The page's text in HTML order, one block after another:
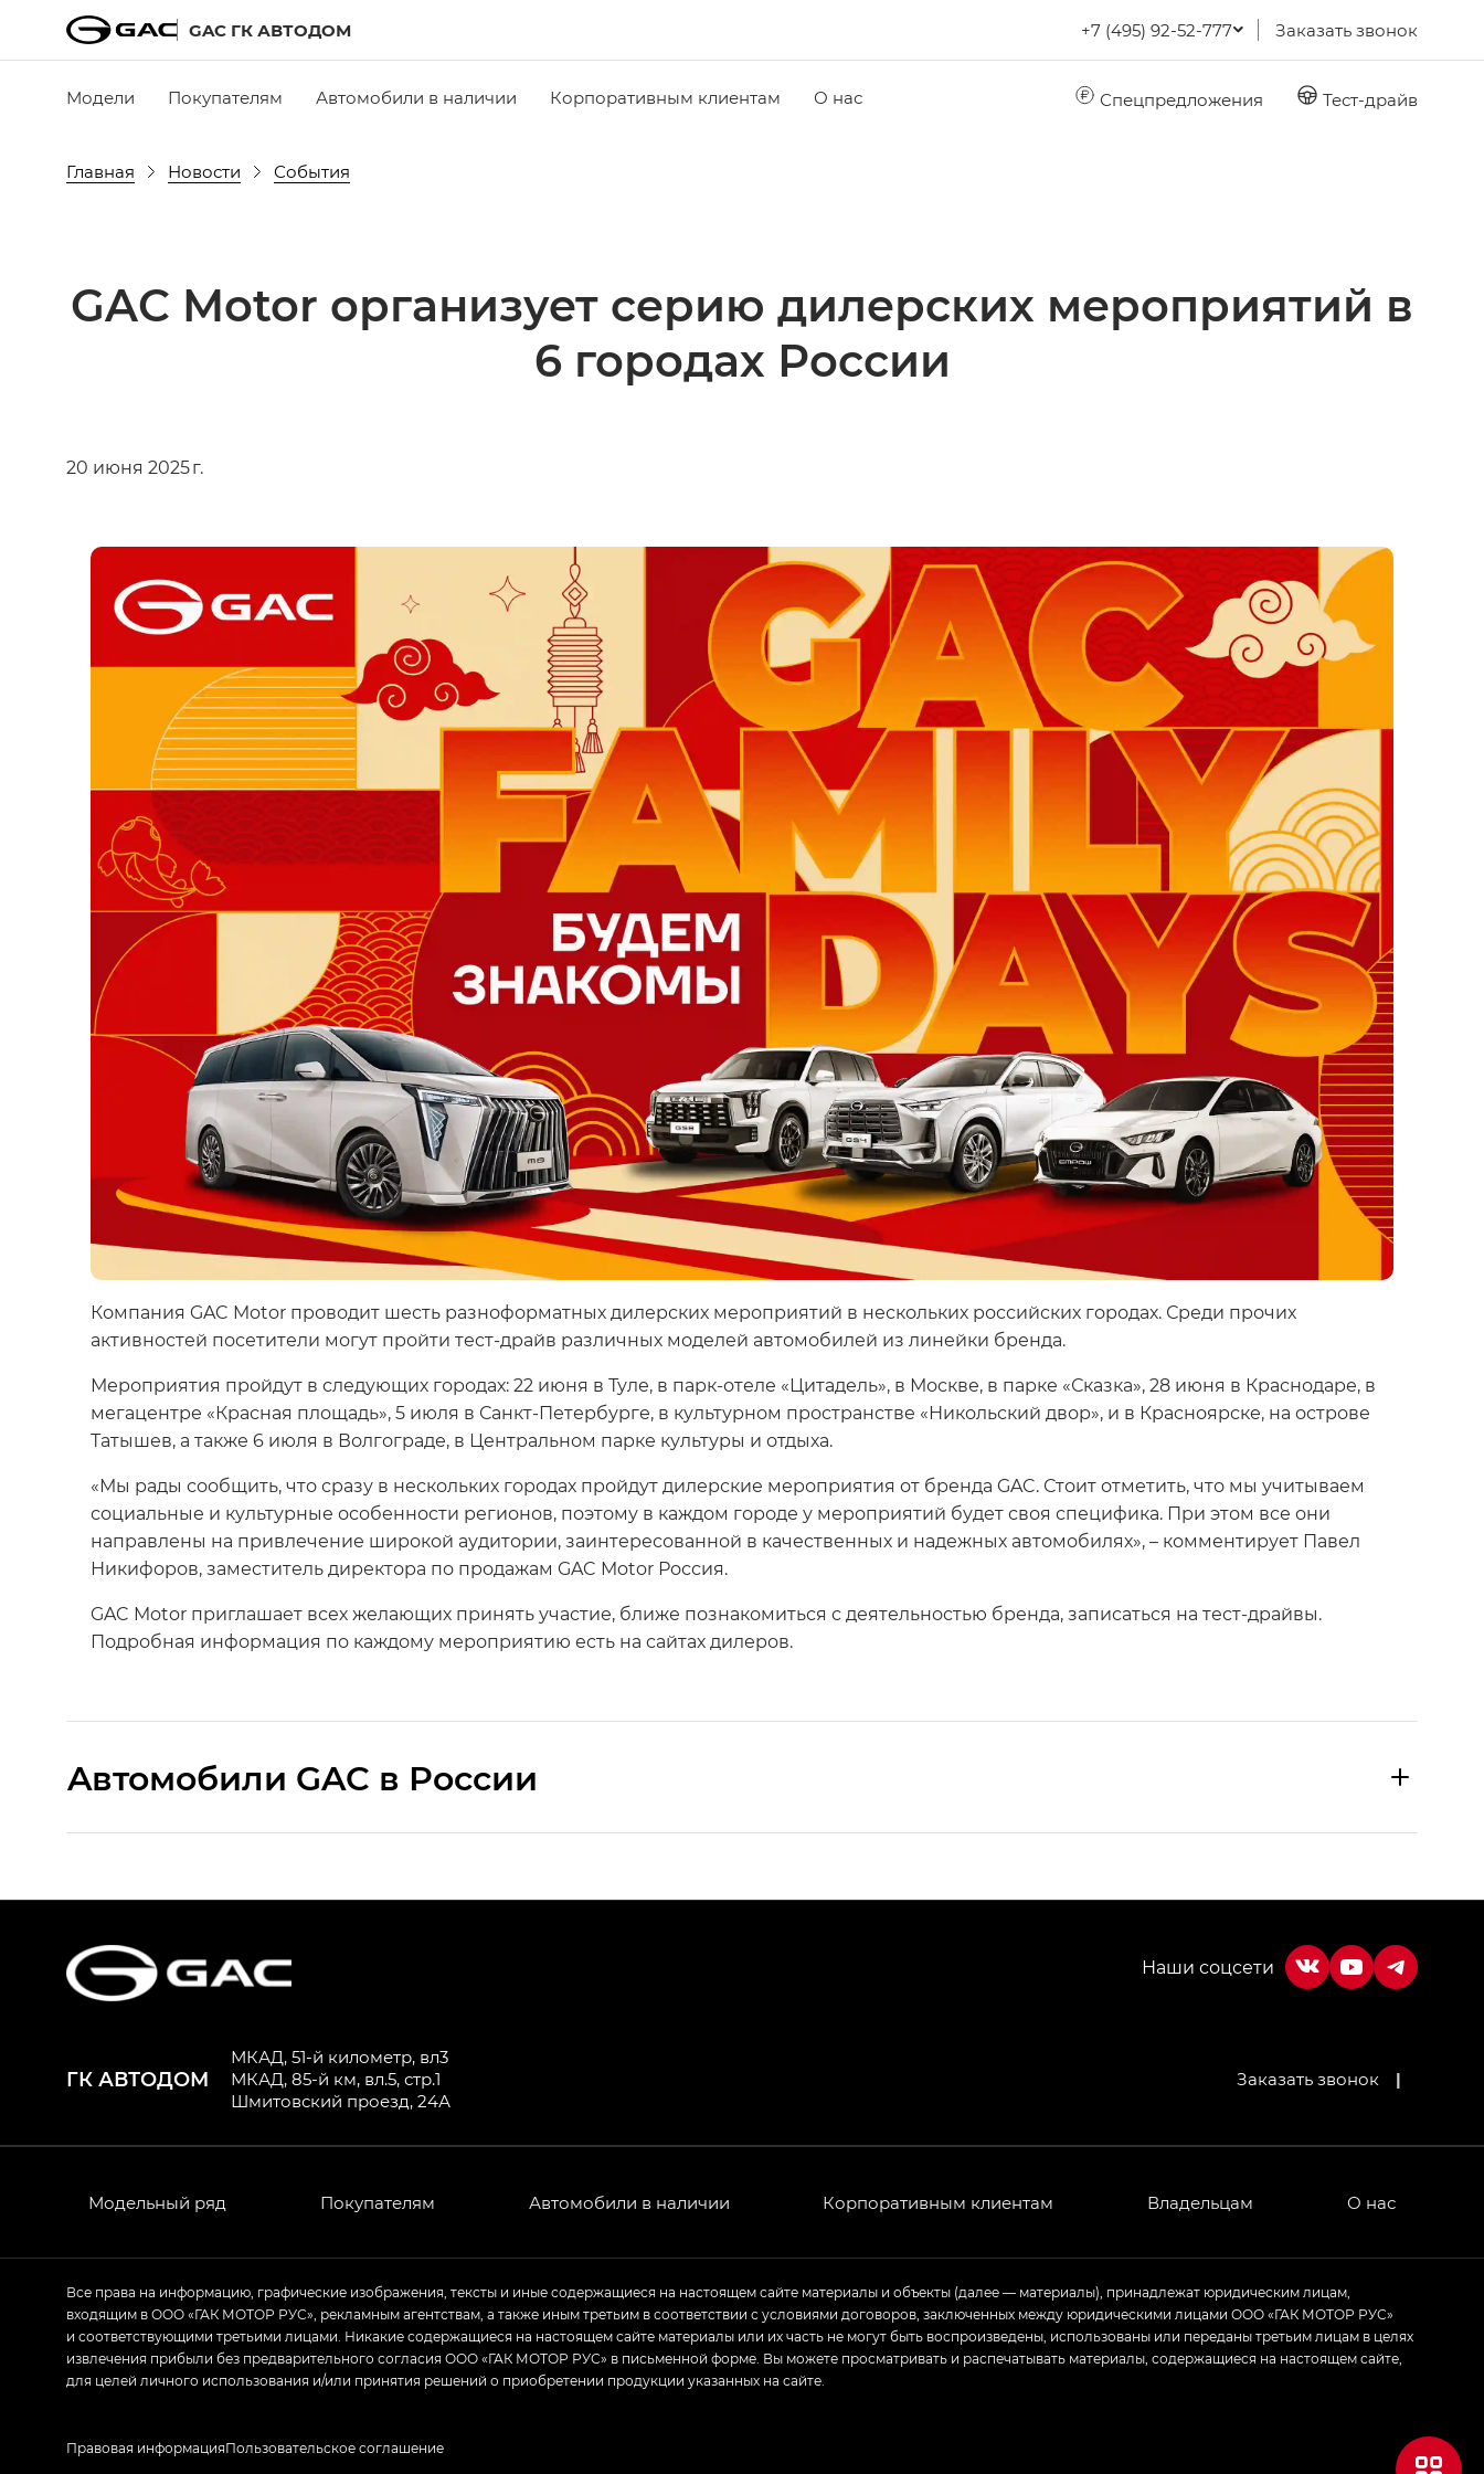
GAC ГК АВТОДОМ +7 (495) 92-52-777 Заказать звонок
Модели Покупателям Автомобили в наличии Корпоративным клиентам О нас Спецпредложения Тест-драйв
Главная Новости События
GAC Motor организует серию дилерских мероприятий в
6 городах России
20 июня 2025 г.
Компания GAC Motor проводит шесть разноформатных дилерских мероприятий в нескольких российских городах. Среди прочих
активностей посетители могут пройти тест-драйв различных моделей автомобилей из линейки бренда.
Мероприятия пройдут в следующих городах: 22 июня в Туле, в парк-отеле «Цитадель», в Москве, в парке «Сказка», 28 июня в Краснодаре, в
мегацентре «Красная площадь», 5 июля в Санкт-Петербурге, в культурном пространстве «Никольский двор», и в Красноярске, на острове
Татышев, а также 6 июля в Волгограде, в Центральном парке культуры и отдыха.
«Мы рады сообщить, что сразу в нескольких городах пройдут дилерские мероприятия от бренда GAC. Стоит отметить, что мы учитываем
социальные и культурные особенности регионов, поэтому в каждом городе у мероприятий будет своя специфика. При этом все они
направлены на привлечение широкой аудитории, заинтересованной в качественных и надежных автомобилях», – комментирует Павел
Никифоров, заместитель директора по продажам GAC Motor Россия.
GAC Motor приглашает всех желающих принять участие, ближе познакомиться с деятельностью бренда, записаться на тест-драйвы.
Подробная информация по каждому мероприятию есть на сайтах дилеров.
Aвтомобили GAC в России
HYPTEC HT — Хайптек Эйч Ти (HYPTEC HT) в комплектации Экс ПРЕМИУМ — EX PREMIUM
GS8 — Джи Эс 8 (GS8) в комплектациях Джи Эс 8 ТРЭВЕЛЛЕР — GS8 TRAVELLER, Джи Икс ПРЕМИУМ — GX PREMIUM, Джи Эти — GT, Джи Эль —
Empow — Эмпау (Empow) в комплектации Джи Эс — GS, Джи Эль с элементы экстерьера в спортивном стиле — GL
ГК АВТОДОМ
МКАД, 51-й километр, вл3
МКАД, 85-й км, вл.5, стр.1
Шмитовский проезд, 24А
Заказать звонок |
Модельный ряд Покупателям Автомобили в наличии Корпоративным клиентам Владельцам О нас
Все права на информацию, графические изображения, тексты и иные содержащиеся на настоящем сайте материалы и объекты (далее — материалы), принадлежат юридическим лицам,
входящим в ООО «ГАК МОТОР РУС», рекламным агентствам, а также иным третьим в соответствии с условиями договоров, заключенных между юридическими лицами ООО «ГАК МОТОР РУС»
и соответствующими третьими лицами. Никакие содержащиеся на настоящем сайте материалы или их часть не могут быть воспроизведены, использованы или переданы третьим лицам в целях
извлечения прибыли без предварительного согласия ООО «ГАК МОТОР РУС» в письменной форме. Вы можете просматривать и распечатывать материалы, содержащиеся на настоящем сайте,
для целей личного использования и/или принятия решений о приобретении продукции указанных на сайте.
Правовая информацияПользовательское соглашение